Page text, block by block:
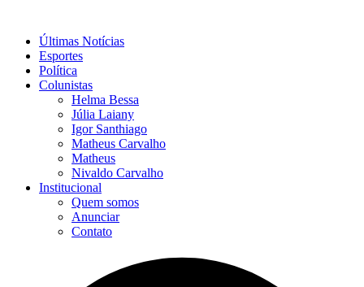
Últimas Notícias
Esportes
Política
Colunistas
Helma Bessa
Júlia Laiany
Igor Santhiago
Matheus Carvalho
Matheus
Nivaldo Carvalho
Institucional
Quem somos
Anunciar
Contato